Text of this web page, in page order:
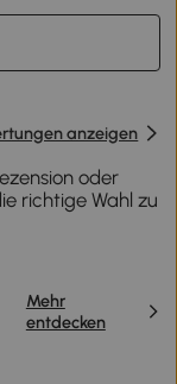
anzeigen
oder
richtige Wahl zu
Mehr
entdecken